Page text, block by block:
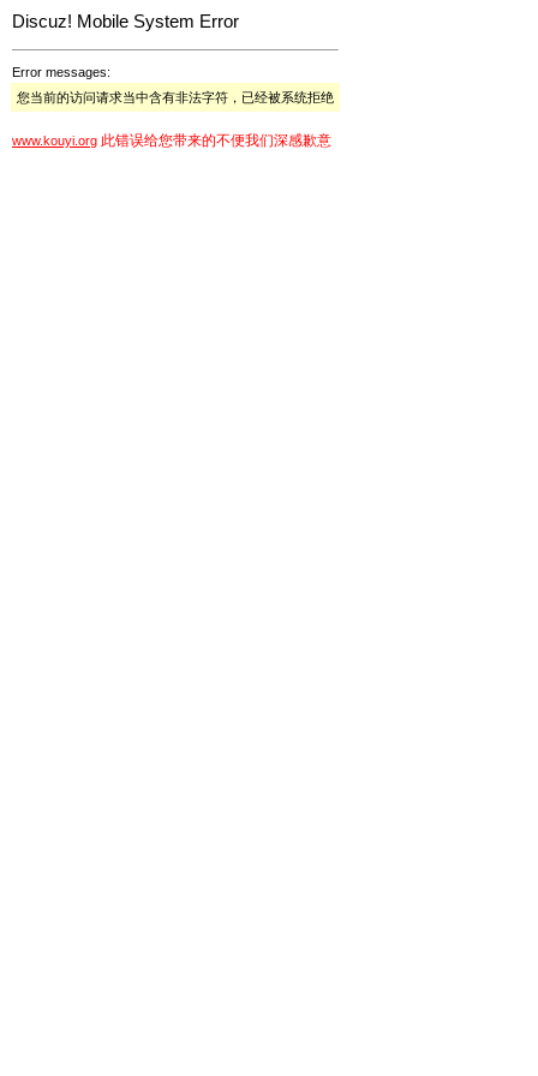
Discuz! Mobile System Error
Error messages:
您当前的访问请求当中含有非法字符，已经被系统拒绝
www.kouyi.org 此错误给您带来的不便我们深感歉意